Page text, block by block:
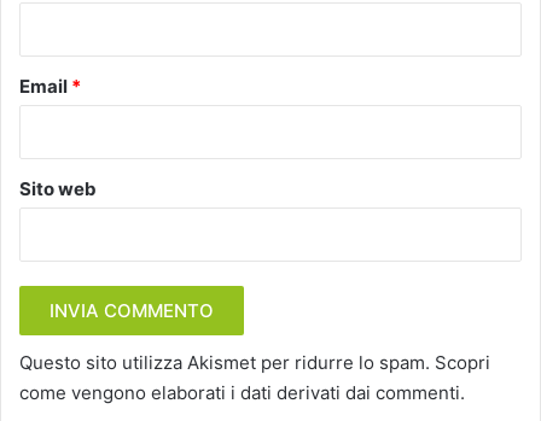
Email *
Sito web
Questo sito utilizza Akismet per ridurre lo spam. Scopri
come vengono elaborati i dati derivati dai commenti.